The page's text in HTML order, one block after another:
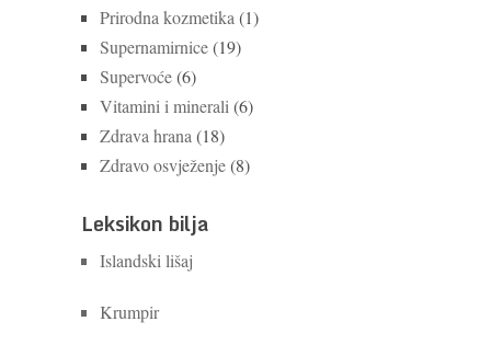
Prirodna kozmetika (1)
Supernamirnice(19)
Supervoće(6)
Vitamini i minerali (6)
Zdrava hrana (18)
Zdravo osvježenje(8)
Leksikon bilja
Islandski lišaj
Krumpir